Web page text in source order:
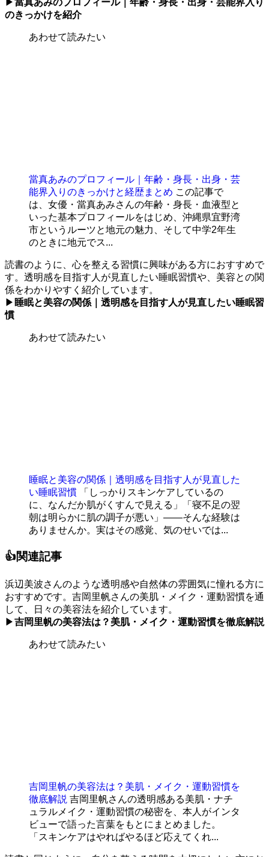
のきっかけを紹介
あわせて読みたい
當真あみのプロフィール｜年齢・身長・出身・芸
能界入りのきっかけと経歴まとめ この記事で
は、女優・當真あみさんの年齢・身長・血液型と
いった基本プロフィールをはじめ、沖縄県宜野湾
市というルーツと地元の魅力、そして中学2年生
のときに地元でス...
読書のように、心を整える習慣に興味がある方におすすめで
す。透明感を目指す人が見直したい睡眠習慣や、美容との関
係をわかりやすく紹介しています。
▶ 睡眠と美容の関係｜透明感を目指す人が見直したい睡眠習
慣
あわせて読みたい
睡眠と美容の関係｜透明感を目指す人が見直した
い睡眠習慣
「しっかりスキンケアしているの
に、なんだか肌がくすんで見える」「寝不足の翌
朝は明らかに肌の調子が悪い」——そんな経験は
ありませんか。実はその感覚、気のせいでは...
👍関連記事
浜辺美波さんのような透明感や自然体の雰囲気に憧れる方に
おすすめです。吉岡里帆さんの美肌・メイク・運動習慣を通
して、日々の美容法を紹介しています。
▶吉岡里帆の美容法は？美肌・メイク・運動習慣を徹底解説
あわせて読みたい
吉岡里帆の美容法は？美肌・メイク・運動習慣を
徹底解説 吉岡里帆さんの透明感ある美肌・ナチ
ュラルメイク・運動習慣の秘密を、本人がインタ
ビューで語った言葉をもとにまとめました。
「スキンケアはやればやるほど応えてくれ...